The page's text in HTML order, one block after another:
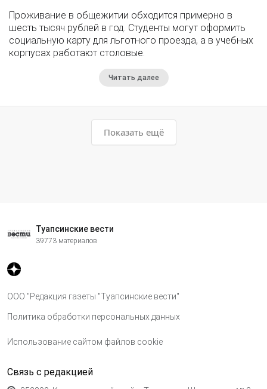
Проживание в общежитии обходится примерно в
шесть тысяч рублей в год. Студенты могут оформить
социальную карту для льготного проезда, а в учебных
корпусах работают столовые.
Читать далее
Показать ещё
Туапсинские вести
39773 материалов
ООО "Редакция газеты "Туапсинские вести"
Политика обработки персональных данных
Использование сайтом файлов cookie
Связь с редакцией